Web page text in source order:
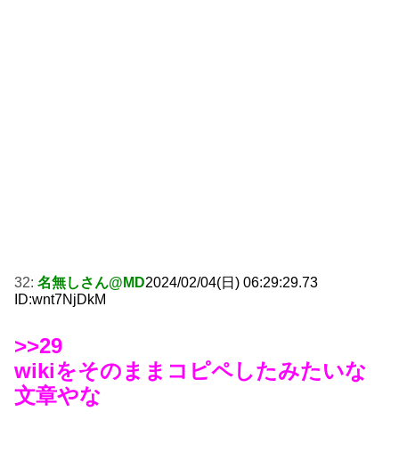
32: 名無しさん@MD2024/02/04(日) 06:29:29.73
ID:wnt7NjDkM
>>29
wikiをそのままコピペしたみたいな
文章やな